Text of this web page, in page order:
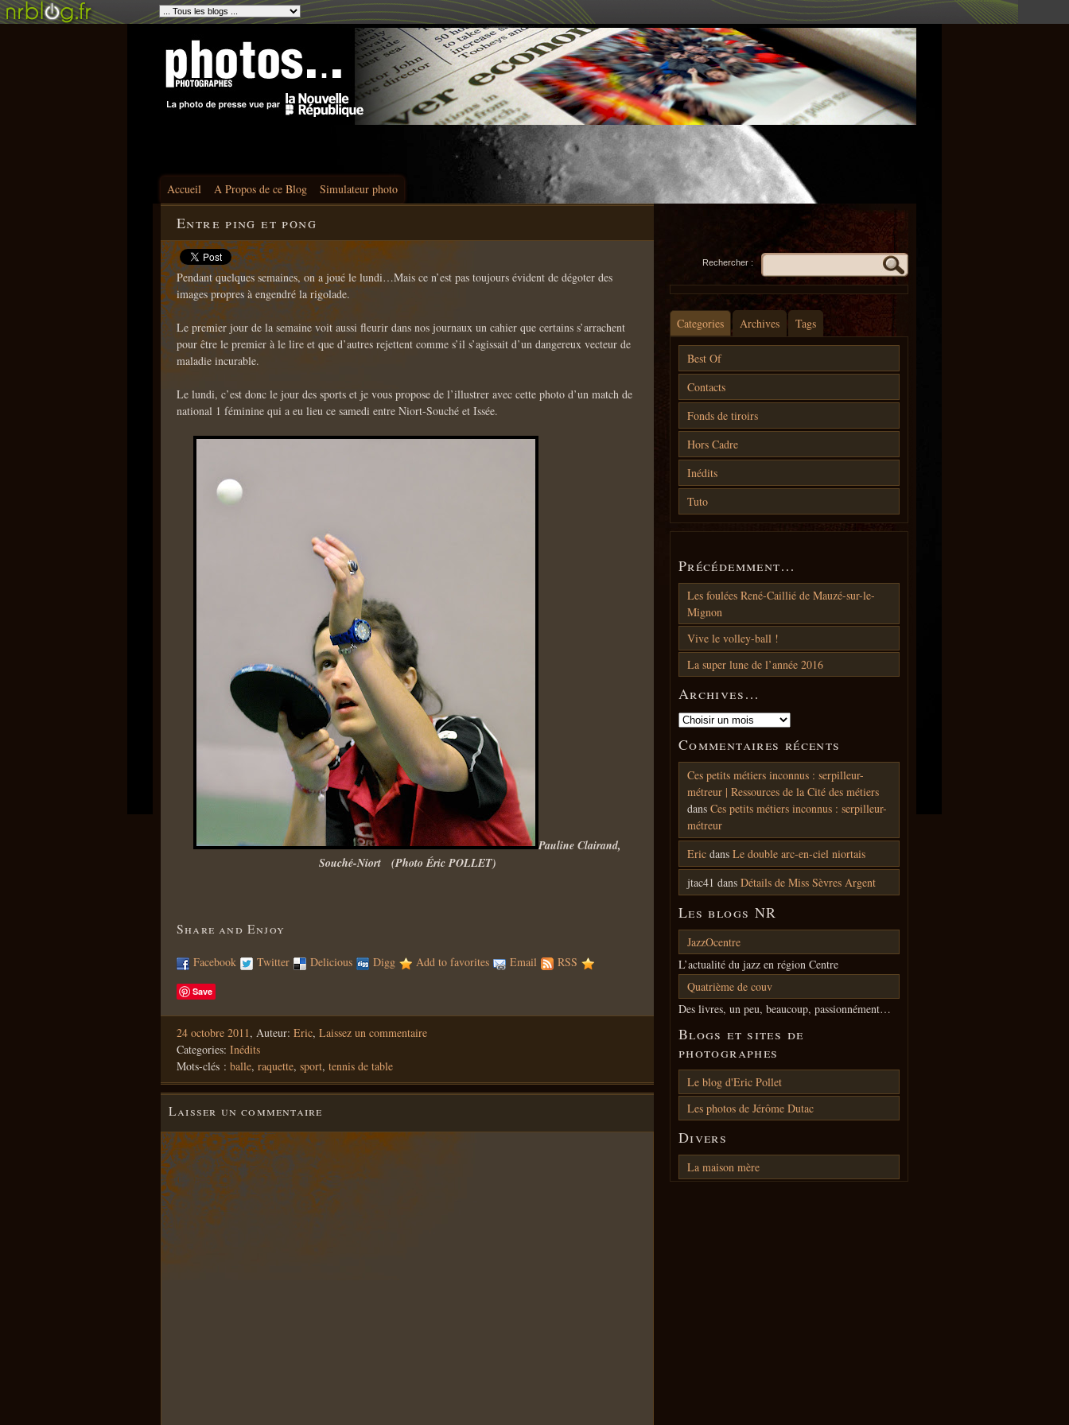
Accueil A Propos de ce Blog Simulateur photo
Entre ping et pong
Pendant quelques semaines, on a joué le lundi…Mais ce n’est pas toujours évident de dégoter des
images propres à engendré la rigolade.
Le premier jour de la semaine voit aussi fleurir dans nos journaux un cahier que certains s’arrachent
pour être le premier à le lire et que d’autres rejettent comme s’il s’agissait d’un dangereux vecteur de
maladie incurable.
Le lundi, c’est donc le jour des sports et je vous propose de l’illustrer avec cette photo d’un match de
national 1 féminine qui a eu lieu ce samedi entre Niort-Souché et Issée.
Pauline Clairand,
Souché-Niort (Photo Éric POLLET)
Share and Enjoy
Facebook Twitter Delicious Digg Add to favorites Email RSS
Save
24 octobre 2011, Auteur: Eric, Laissez un commentaire
Categories: Inédits
Mots-clés : balle, raquette, sport, tennis de table
Laisser un commentaire
Rechercher :
Categories Archives Tags
Best Of
Contacts
Fonds de tiroirs
Hors Cadre
Inédits
Tuto
Précédemment…
Les foulées René-Caillié de Mauzé-sur-le-
Mignon
Vive le volley-ball !
La super lune de l’année 2016
Archives…
Commentaires récents
Ces petits métiers inconnus : serpilleur-
métreur | Ressources de la Cité des métiers
dans Ces petits métiers inconnus : serpilleur-
métreur
Eric dans Le double arc-en-ciel niortais
jtac41 dans Détails de Miss Sèvres Argent
Les blogs NR
JazzOcentre
L’actualité du jazz en région Centre
Quatrième de couv
Des livres, un peu, beaucoup, passionnément…
Blogs et sites de
photographes
Le blog d'Eric Pollet
Les photos de Jérôme Dutac
Divers
La maison mère